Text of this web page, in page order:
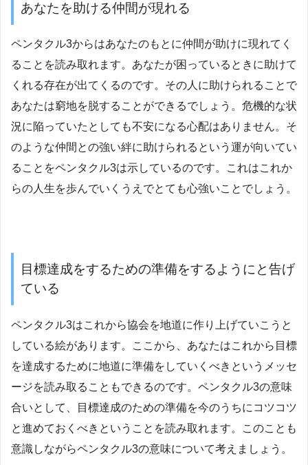
あなたを助ける仲間が現れる
ペンタクル3からはあなたのもとに仲間が助けに現れてく
ることを読み取れます。あなたが困っているときに助けて
くれる存在が出てくるのです。その人に助けられることで
あなたは窮地を脱することができるでしょう。危機的な状
況に陥っていたとしても不安になる心配はありません。そ
のような仲間との強い絆に助けられるという運が向いてい
ることをペンタクル3は示しているのです。これはこれか
らの人生を歩んでいくうえでとても心強いことでしょう。
目標達成をするための準備をするようにと告げ
ている
ペンタクル3はこれから協会を地道に作り上げていこうと
している絵があります。ここから、あなたはこれから目標
を達成するために地道に準備をしていくべきというメッセ
ージを読み取ることもできるのです。ペンタクル3の意味
合いとして、目標達成のための準備を今のうちにコツコツ
と進めておくべきということを読み取れます。このことも
意識しながらペンタクル3の意味について考えましょう。